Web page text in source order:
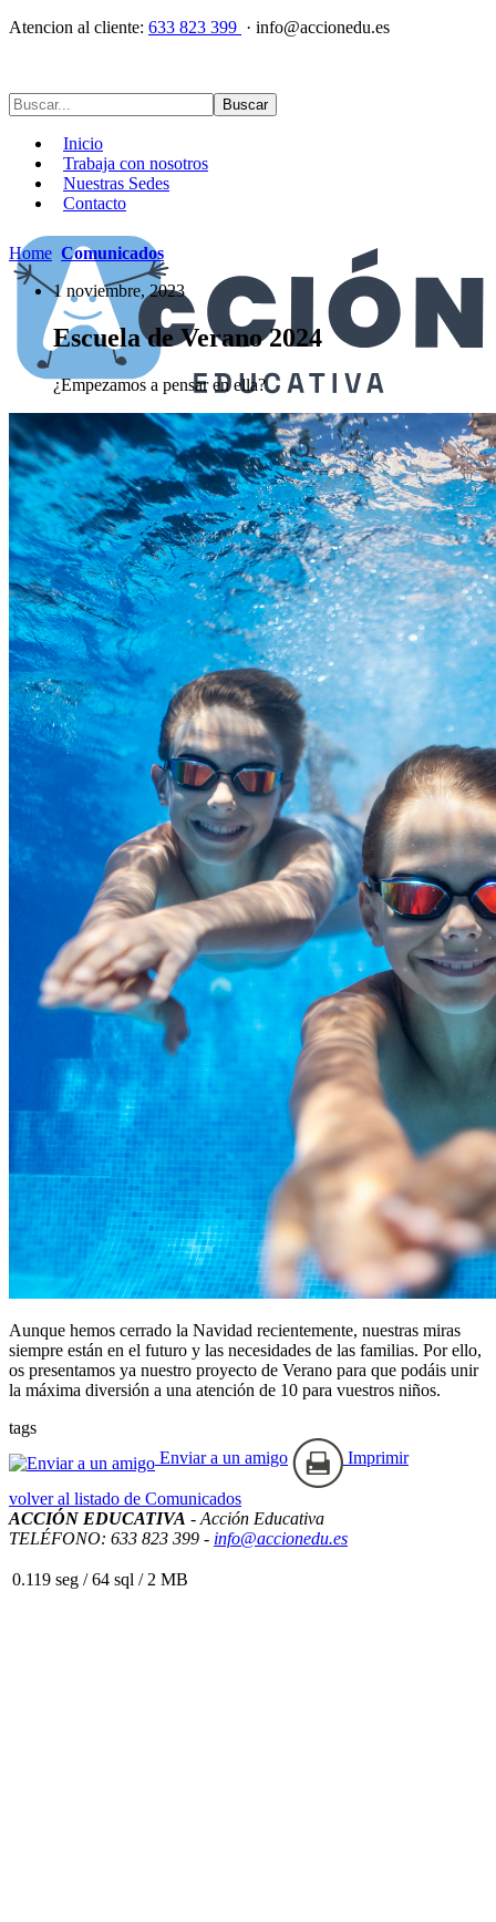
Atencion al cliente: 633 823 399 · info@accionedu.es
Inicio
Trabaja con nosotros
Nuestras Sedes
Contacto
Alta en actividades
Home Comunicados
1 noviembre, 2023
Escuela de Verano 2024
¿Empezamos a pensar en ella?
Aunque hemos cerrado la Navidad recientemente, nuestras miras
siempre están en el futuro y las necesidades de las familias. Por ello,
os presentamos ya nuestro proyecto de Verano para que podáis unir
la máxima diversión a una atención de 10 para vuestros niños.
tags
Enviar a un amigo
Imprimir
volver al listado de Comunicados
ACCIÓN EDUCATIVA - Acción Educativa
TELÉFONO: 633 823 399 - info@accionedu.es
0.119 seg /64 sql / 2 MB